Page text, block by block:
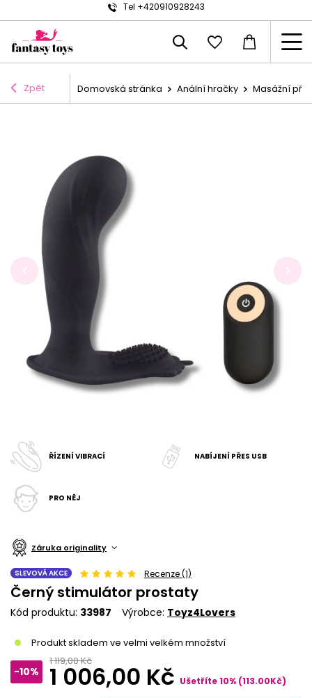
Tel +420910928243
Zpět Domovská stránka Anální hračky Masážní
ŘÍZENÍ VIBRACÍ NABÍJENÍ PŘES USB
PRO NĚJ
Záruka originality
SLEVOVÁ AKCE Recenze (1)
Černý stimulátor prostaty
Kód produktu 33987 Výrobce Toyz4Lovers
Produkt skladem ve velmi velkém množství
-10%
1 119,00 Kč
1 006,00 Kč Ušetříte10% (113.00Kč)